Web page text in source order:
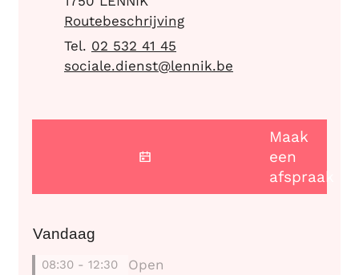
Routebeschrijving
02 532 41 45
E-mailsociale.dienst@lennik.be
Maak
een
afspraak
Vandaag
08:30 - 12:30 Open